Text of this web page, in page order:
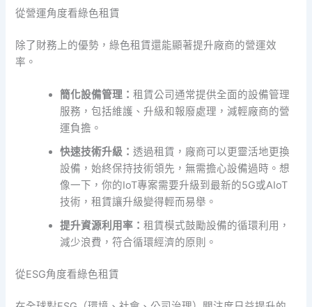
從營運角度看綠色租賃
除了財務上的優勢，綠色租賃還能顯著提升廠商的營運效
率。
簡化設備管理：租賃公司通常提供全面的設備管理
服務，包括維護、升級和報廢處理，減輕廠商的營
運負擔。
快速技術升級：透過租賃，廠商可以更靈活地更換
設備，始終保持技術領先，無需擔心設備過時。想
像一下，你的IoT專案需要升級到最新的5G或AIoT
技術，租賃讓升級變得輕而易舉。
提升資源利用率：租賃模式鼓勵設備的循環利用，
減少浪費，符合循環經濟的原則。
從ESG角度看綠色租賃